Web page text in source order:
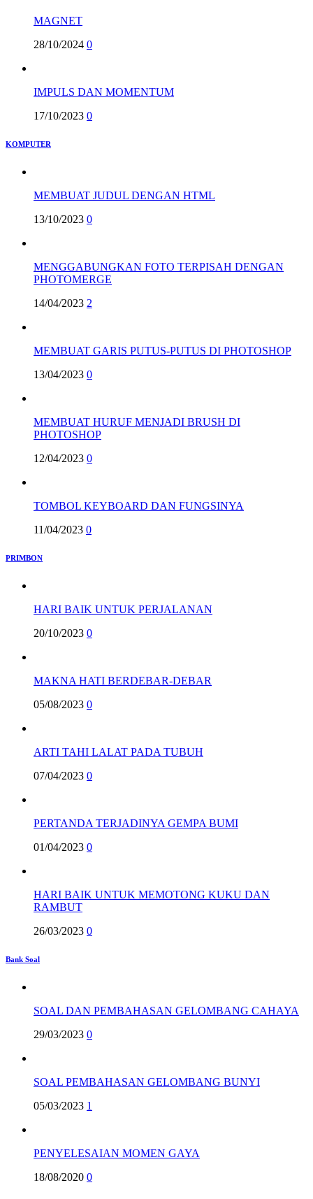
MAGNET
28/10/2024 0
IMPULS DAN MOMENTUM
17/10/2023 0
KOMPUTER
MEMBUAT JUDUL DENGAN HTML
13/10/2023 0
MENGGABUNGKAN FOTO TERPISAH DENGAN
PHOTOMERGE
14/04/2023 2
MEMBUAT GARIS PUTUS-PUTUS DI PHOTOSHOP
13/04/2023 0
MEMBUAT HURUF MENJADI BRUSH DI
PHOTOSHOP
12/04/2023 0
TOMBOL KEYBOARD DAN FUNGSINYA
11/04/2023 0
PRIMBON
HARI BAIK UNTUK PERJALANAN
20/10/2023 0
MAKNA HATI BERDEBAR-DEBAR
05/08/2023 0
ARTI TAHI LALAT PADA TUBUH
07/04/2023 0
PERTANDA TERJADINYA GEMPA BUMI
01/04/2023 0
HARI BAIK UNTUK MEMOTONG KUKU DAN
RAMBUT
26/03/2023 0
Bank Soal
SOAL DAN PEMBAHASAN GELOMBANG CAHAYA
29/03/2023 0
SOAL PEMBAHASAN GELOMBANG BUNYI
05/03/2023 1
PENYELESAIAN MOMEN GAYA
18/08/2020 0